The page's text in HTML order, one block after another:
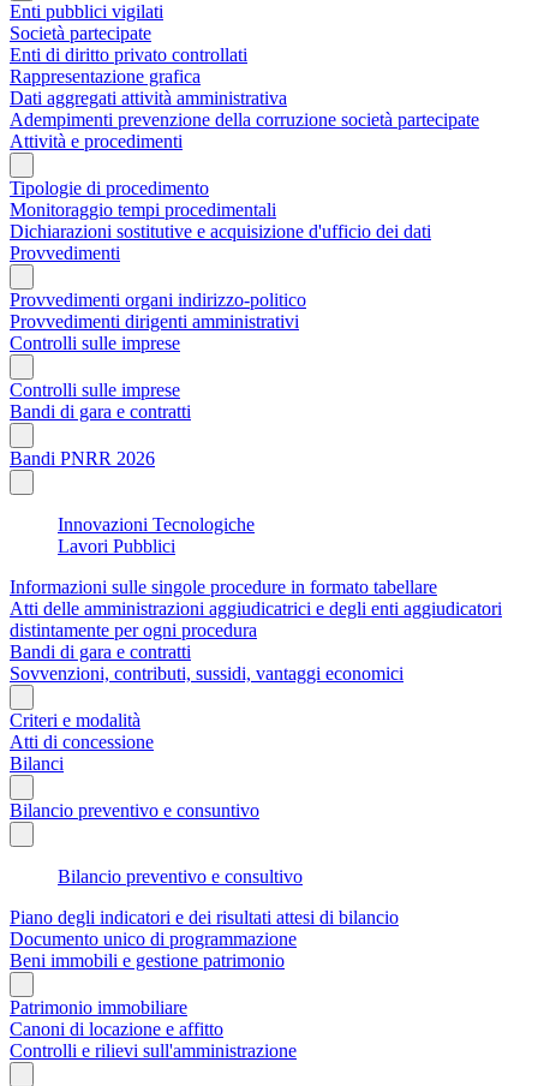
Enti pubblici vigilati
Società partecipate
Enti di diritto privato controllati
Rappresentazione grafica
Dati aggregati attività amministrativa
Adempimenti prevenzione della corruzione società partecipate
Attività e procedimenti
Tipologie di procedimento
Monitoraggio tempi procedimentali
Dichiarazioni sostitutive e acquisizione d'ufficio dei dati
Provvedimenti
Provvedimenti organi indirizzo-politico
Provvedimenti dirigenti amministrativi
Controlli sulle imprese
Controlli sulle imprese
Bandi di gara e contratti
Bandi PNRR 2026
Innovazioni Tecnologiche
Lavori Pubblici
Informazioni sulle singole procedure in formato tabellare
Atti delle amministrazioni aggiudicatrici e degli enti aggiudicatori
distintamente per ogni procedura
Bandi di gara e contratti
Sovvenzioni, contributi, sussidi, vantaggi economici
Criteri e modalità
Atti di concessione
Bilanci
Bilancio preventivo e consuntivo
Bilancio preventivo e consultivo
Piano degli indicatori e dei risultati attesi di bilancio
Documento unico di programmazione
Beni immobili e gestione patrimonio
Patrimonio immobiliare
Canoni di locazione e affitto
Controlli e rilievi sull'amministrazione